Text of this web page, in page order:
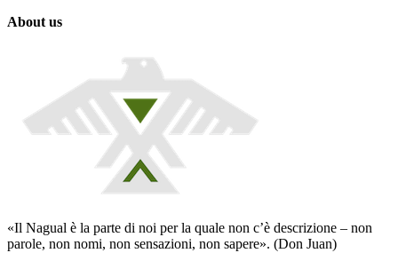
About us
«Il Nagual è la parte di noi per la quale non c’è descrizione – non
parole, non nomi, non sensazioni, non sapere». (Don Juan)